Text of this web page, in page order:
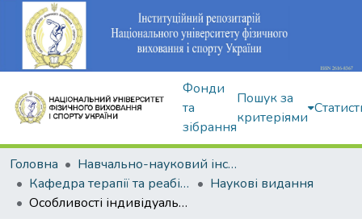
Фонди
та
зібрання
Пошук за
критеріями
Головна
Навчально-науковий інститут здоров'я, реабілітації та фізичного виховання
Кафедра терапії та реабілітації
Наукові видання
Особливості індивідуального підходу до фізичної терапії осіб з хронічним неспецифічним болем у спині на основі мотиваційного інтерв’ювання